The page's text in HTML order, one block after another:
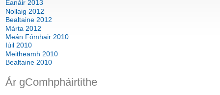
Eanáir 2013
Nollaig 2012
Bealtaine 2012
Márta 2012
Meán Fómhair 2010
Iúil 2010
Meitheamh 2010
Bealtaine 2010
Ár gComhpháirtithe